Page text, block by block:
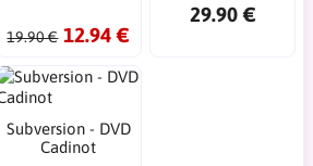
19.90 € 12.94 €
29.90 €
Subversion - DVD
Cadinot